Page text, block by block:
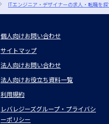
ITエンジニア・デザイナーの求人・転職を
個人向けお問い合わせ
サイトマップ
法人向けお問い合わせ
法人向けお役立ち資料一覧
利用規約
レバレジーズグループ・プライバシ
ーポリシー